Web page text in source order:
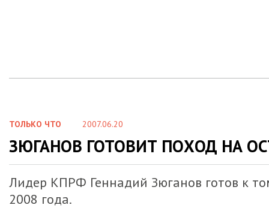
ТОЛЬКО ЧТО 2007.06.20
ЗЮГАНОВ ГОТОВИТ ПОХОД НА
Лидер КПРФ Геннадий Зюганов готов к
2008 года.